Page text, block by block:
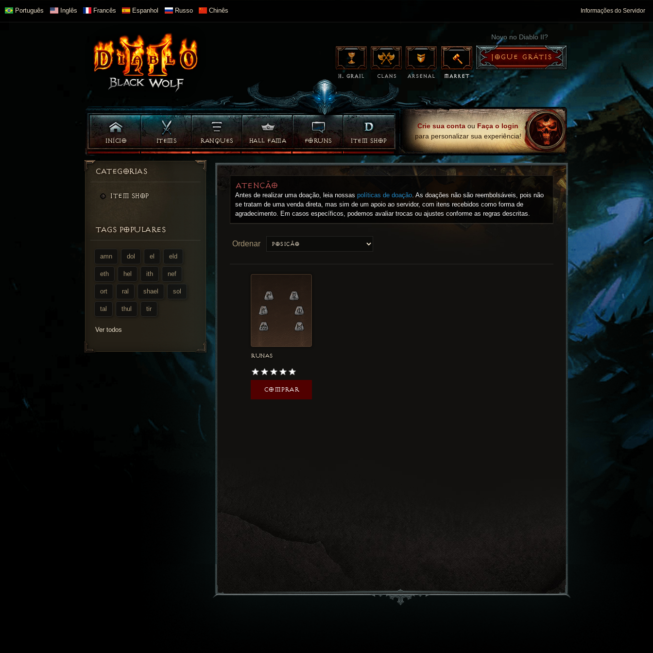
Português Inglês Francês Espanhol Russo Chinês Informações do Servidor
Novo no Diablo II?
JOGUE GRÁTIS
INÍCIO ITEMS RANQUES HALL FAMA FÓRUNS ITEM SHOP
Crie sua contaou Faça o login
para personalizar sua experiência!
CATEGORIAS
ITEM SHOP
TAGS POPULARES
amn dol el eld
eth hel ith nef
ort ral shael sol
tal thul tir
Ver todos
ATENÇÃO
Antes de realizar uma doação, leia nossaspolíticas de doação. As doações não são reembolsáveis, pois não
se tratam de uma venda direta, mas sim de um apoio ao servidor, com itens recebidos como forma de
agradecimento. Em casos específicos, podemos avaliar trocas ou ajustes conforme as regras descritas.
Ordenar
RUNAS
COMPRAR